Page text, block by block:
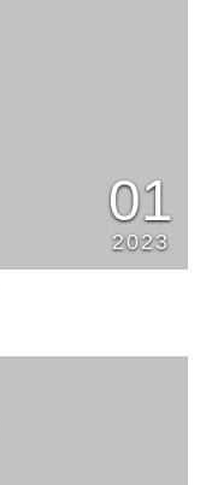
01
2023